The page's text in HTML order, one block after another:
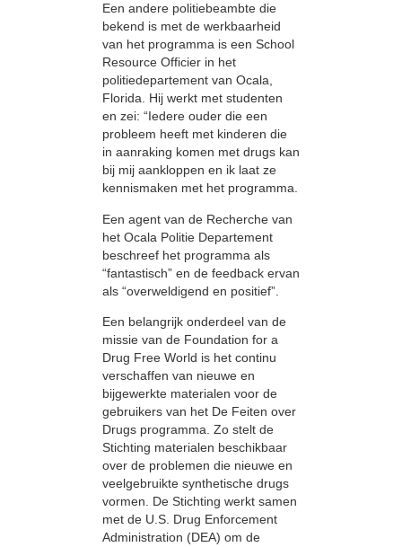
Een andere politiebeambte die
bekend is met de werkbaarheid
van het programma is een School
Resource Officier in het
politiedepartement van Ocala,
Florida. Hij werkt met studenten
en zei: “Iedere ouder die een
probleem heeft met kinderen die
in aanraking komen met drugs kan
bij mij aankloppen en ik laat ze
kennismaken met het programma.
Een agent van de Recherche van
het Ocala Politie Departement
beschreef het programma als
“fantastisch” en de feedback ervan
als “overweldigend en positief”.
Een belangrijk onderdeel van de
missie van de Foundation for a
Drug Free World is het continu
verschaffen van nieuwe en
bijgewerkte materialen voor de
gebruikers van het De Feiten over
Drugs programma. Zo stelt de
Stichting materialen beschikbaar
over de problemen die nieuwe en
veelgebruikte synthetische drugs
vormen. De Stichting werkt samen
met de U.S. Drug Enforcement
Administration (DEA) om de